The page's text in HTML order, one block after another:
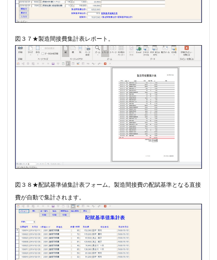
図３７★製造間接費集計表レポート。
図３８★配賦基準値集計表フォーム。​製造間接費の配賦基準となる直接
費が自動で集計されます。